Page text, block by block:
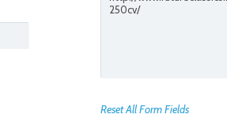
Reset All Form Fields